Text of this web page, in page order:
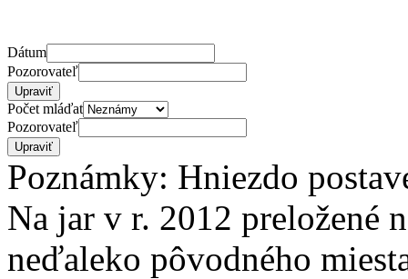
Dátum
Pozorovateľ
Počet mláďat
Pozorovateľ
Poznámky: Hniezdo
Na jar v r. 2012 preložené
neďaleko pôvodného